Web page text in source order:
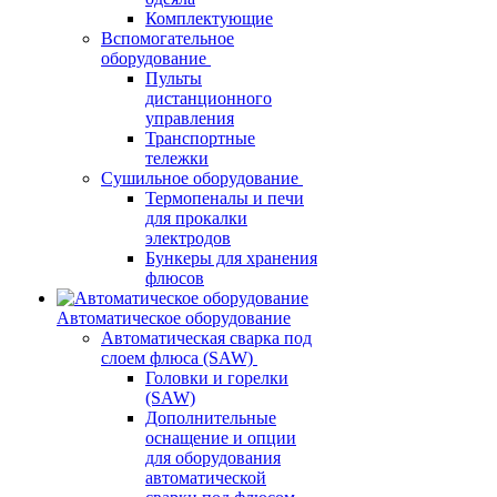
Комплектующие
Вспомогательное
оборудование
Пульты
дистанционного
управления
Транспортные
тележки
Сушильное оборудование
Термопеналы и печи
для прокалки
электродов
Бункеры для хранения
флюсов
Автоматическое оборудование
Автоматическая сварка под
слоем флюса (SAW)
Головки и горелки
(SAW)
Дополнительные
оснащение и опции
для оборудования
автоматической